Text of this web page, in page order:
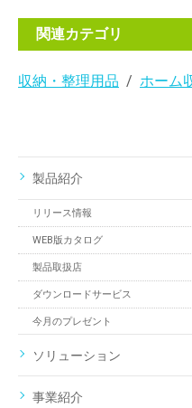
関連カテゴリ
収納・整理用品 ホーム
製品紹介
リリース情報
WEB版カタログ
製品取扱店
ダウンロードサービス
今月のプレゼント
ソリューション
事業紹介